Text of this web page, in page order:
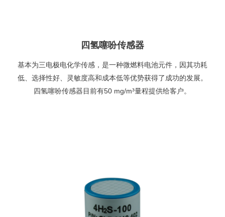
四氢噻吩传感器
基本为三电极电化学传感，是一种微燃料电池元件，因其功耗
低、选择性好、灵敏度高和成本低等优势获得了成功的发展。
四氢噻吩传感器目前有50 mg/m³量程提供给客户。